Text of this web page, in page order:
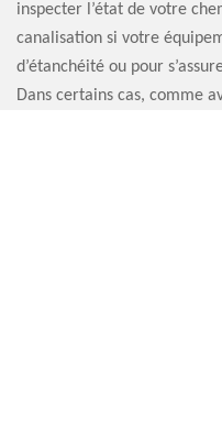
inspecter l’état de votre
canalisation si votre
d’étanchéité ou pour
Dans certains cas, comme